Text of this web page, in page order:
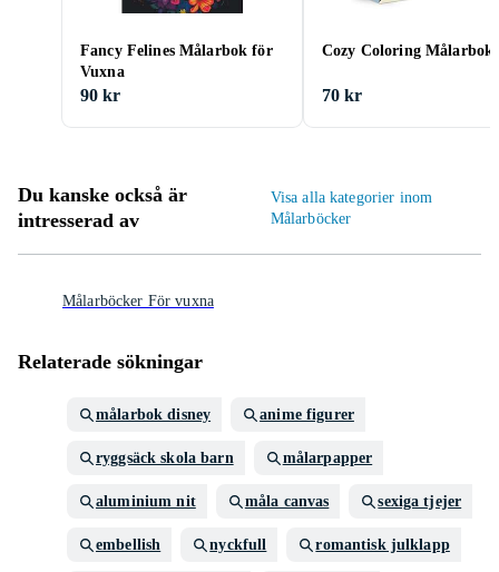
Fancy Felines Målarbok för
Vuxna
90 kr
Cozy Coloring Målarbok
70 kr
Du kanske också är
intresserad av
Visa alla kategorier inom
Målarböcker
Målarböcker För vuxna
Relaterade sökningar
målarbok disney anime figurer
ryggsäck skola barn målarpapper
aluminium nit måla canvas sexiga tjejer
embellish nyckfull romantisk julklapp